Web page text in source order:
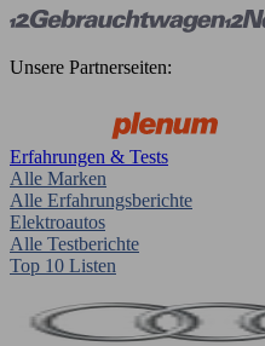
Unsere Partnerseiten:
Erfahrungen & Tests
Alle Marken
Alle Erfahrungsberichte
Elektroautos
Alle Testberichte
Top 10 Listen